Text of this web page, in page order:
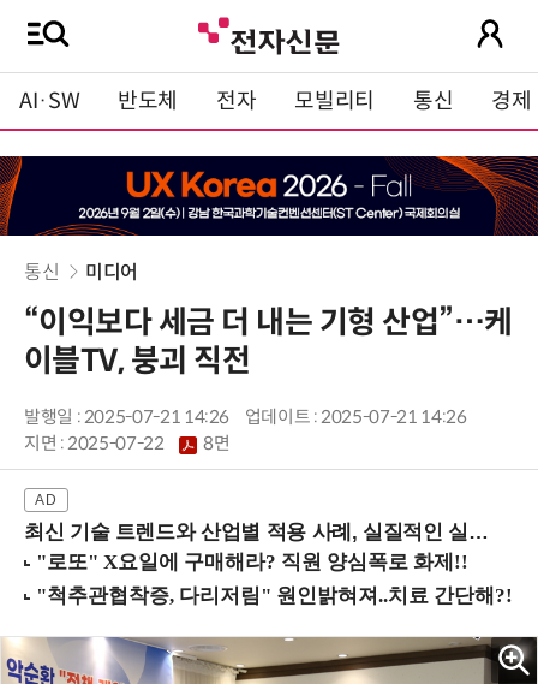
AI·SW 반도체 전자 모빌리티 통신 경제
통신 미디어
“이익보다 세금 더 내는 기형 산업”…케
이블TV, 붕괴 직전
발행일 : 2025-07-21 14:26
업데이트 : 2025-07-21 14:26
지면 :2025-07-22 8면
최신 기술 트렌드와 산업별 적용 사례, 실질적인 실행 전략을 공유 (9/18 양재역)